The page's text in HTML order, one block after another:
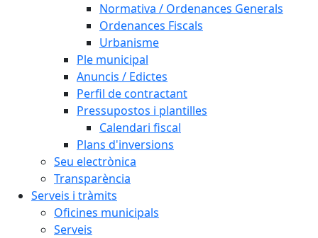
Normativa / Ordenances Generals
Ordenances Fiscals
Urbanisme
Ple municipal
Anuncis / Edictes
Perfil de contractant
Pressupostos i plantilles
Calendari fiscal
Plans d'inversions
Seu electrònica
Transparència
Serveis i tràmits
Oficines municipals
Serveis